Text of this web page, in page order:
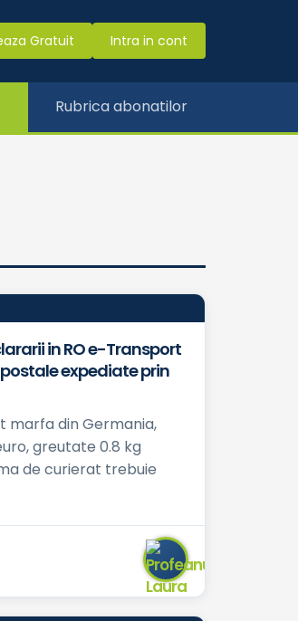
Gratuit Intra in cont
Rubrica abonatilor
in RO e-Transport
expediate prin
marfa din Germania,
greutate 0.8 kg
de curierat trebuie